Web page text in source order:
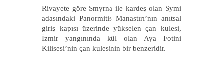
Rivayete göre Smyrna ile kardeş olan Symi
adasındaki Panormitis Manastırı’nın anıtsal
giriş kapısı üzerinde yükselen çan kulesi,
İzmir yangınında kül olan Aya Fotini
Kilisesi’nin çan kulesinin bir benzeridir.